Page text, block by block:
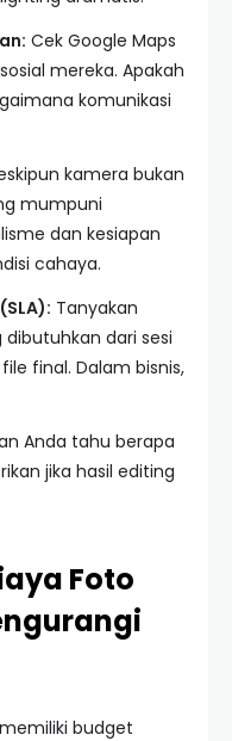
Cek Google Maps
mereka. Apakah
komunikasi
kamera bukan
mumpuni
dan kesiapan
cahaya.
Tanyakan
dari sesi
final. Dalam bisnis,
Anda tahu berapa
jika hasil editing
Foto
budget